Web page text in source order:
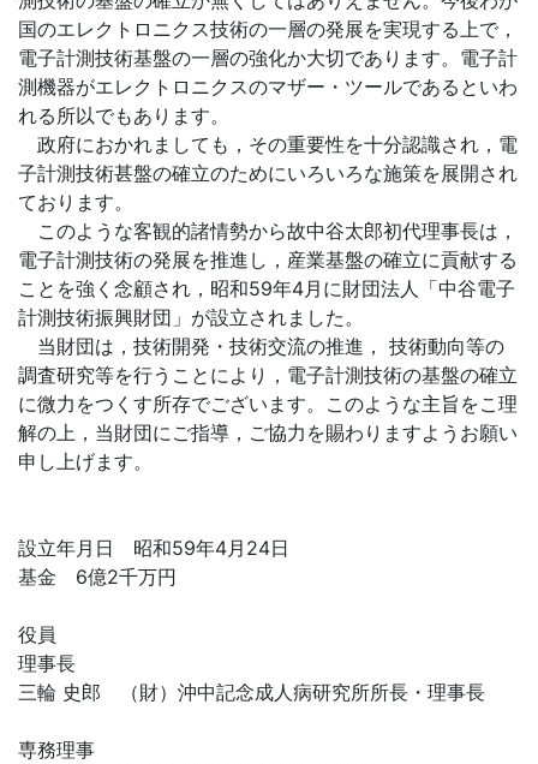
国のエレクトロニクス技術の一層の発展を実現する上で，
電子計測技術基盤の一層の強化か大切であります。電子計
測機器がエレクトロニクスのマザー・ツールであるといわ
れる所以でもあります。
政府におかれましても，その重要性を十分認識され，電
子計測技術甚盤の確立のためにいろいろな施策を展開され
ております。
このような客観的諸情勢から故中谷太郎初代理事長は，
電子計測技術の発展を推進し，産業基盤の確立に貢献する
ことを強く念顧され，昭和59年4月に財団法人「中谷電子
計測技術振興財団」が設立されました。
当財団は，技術開発・技術交流の推進， 技術動向等の
調査研究等を行うことにより，電子計測技術の基盤の確立
に微力をつくす所存でございます。このような主旨をこ理
解の上，当財団にご指導，ご協力を賜わりますようお願い
申し上げます。
設立年月日 昭和59年4月24日
基金 6億2千万円
役員
理事長
三輪 史郎 （財）沖中記念成人病研究所所長・理事長
専務理事